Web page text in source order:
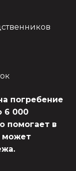
погребение
6 000
помогает в
может